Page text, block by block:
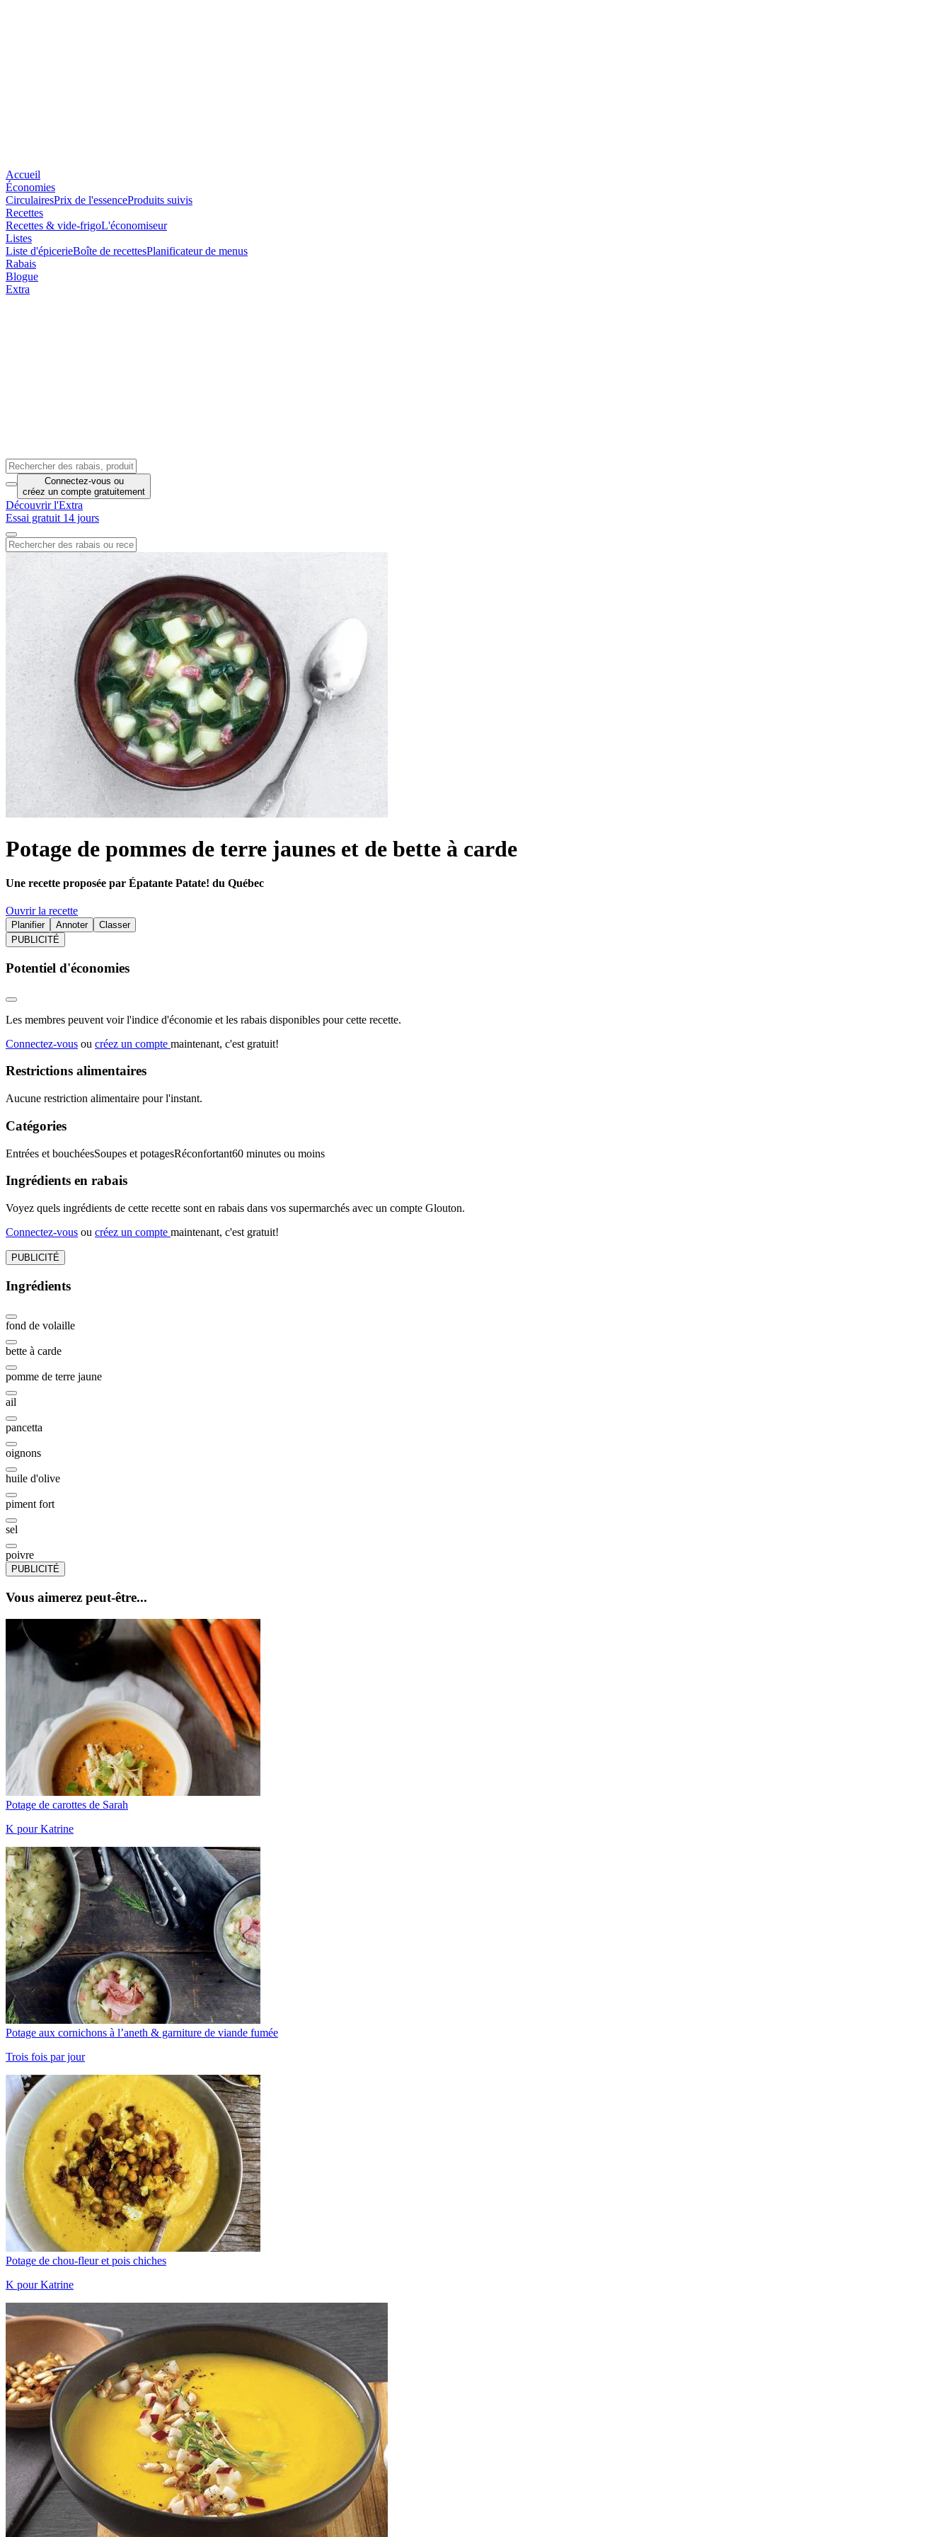
Accueil
Économies
CirculairesPrix de l'essenceProduits suivis
Recettes
Recettes & vide-frigoL'économiseur
Listes
Liste d'épicerieBoîte de recettesPlanificateur de menus
Rabais
Blogue
Extra
Connectez-vous ou
créez un compte gratuitement
Découvrir l'Extra
Essai gratuit 14 jours
Potage de pommes de terre jaunes et de bette à carde
Une recette proposée par Épatante Patate! du Québec
Ouvrir la recette
Planifier Annoter
Classer
PUBLICITÉ
Potentiel d'économies
Les membres peuvent voir l'indice d'économie et les rabais disponibles pour cette recette.
Connectez-vous ou créez un compte maintenant, c'est gratuit!
Restrictions alimentaires
Aucune restriction alimentaire pour l'instant.
Catégories
Entrées et bouchéesSoupes et potagesRéconfortant60 minutes ou moins
Ingrédients en rabais
Voyez quels ingrédients de cette recette sont en rabais dans vos supermarchés avec un compte Glouton.
Connectez-vous ou créez un compte maintenant, c'est gratuit!
PUBLICITÉ
Ingrédients
fond de volaille
bette à carde
pomme de terre jaune
ail
pancetta
oignons
huile d'olive
piment fort
sel
poivre
PUBLICITÉ
Vous aimerez peut-être...
Potage de carottes de Sarah
K pour Katrine
Potage aux cornichons à l’aneth & garniture de viande fumée
Trois fois par jour
Potage de chou-fleur et pois chiches
K pour Katrine